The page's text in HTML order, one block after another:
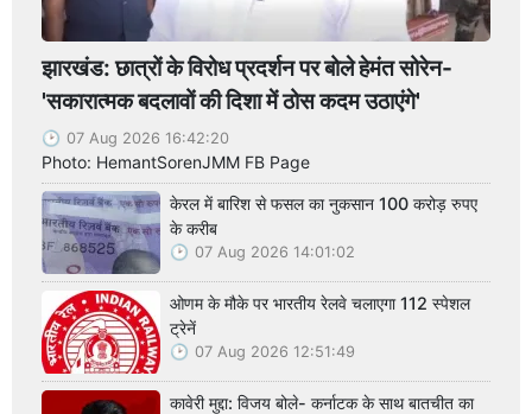
झारखंड: छात्रों के विरोध प्रदर्शन पर बोले हेमंत सोरेन-
'सकारात्मक बदलावों की दिशा में ठोस कदम उठाएंगे'
07 Aug 2026 16:42:20
Photo: HemantSorenJMM FB Page
केरल में बारिश से फसल का नुकसान 100 करोड़ रुपए
के करीब
07 Aug 2026 14:01:02
ओणम के मौके पर भारतीय रेलवे चलाएगा 112 स्पेशल
ट्रेनें
07 Aug 2026 12:51:49
कावेरी मुद्दा: विजय बोले- कर्नाटक के साथ बातचीत का